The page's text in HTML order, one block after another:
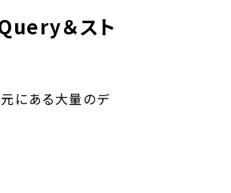
＆スト
にある大量のデ